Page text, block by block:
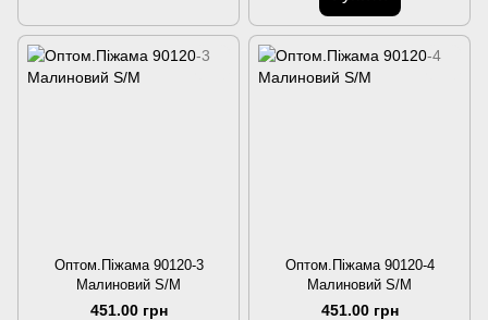
Оптом.Піжама 90120-3
Малиновий S/M
451.00 грн
Оптом.Піжама 90120-4
Малиновий S/M
451.00 грн